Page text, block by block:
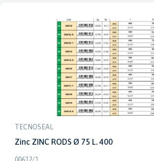
TECNOSEAL
Zinc ZINC RODS Ø 75 L. 400